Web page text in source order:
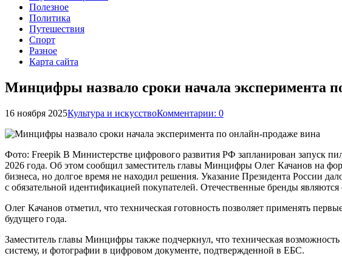
Полезное
Политика
Путешествия
Спорт
Разное
Карта сайта
Минцифры назвало сроки начала эксперимента
16 ноября 2025Культура и искусствоКомментарии: 0
Фото: Freepik В Министерстве цифрового развития РФ запланирован запуск
2026 года. Об этом сообщил заместитель главы Минцифры Олег Качанов на
бизнеса, но долгое время не находил решения. Указание Президента России
с обязательной идентификацией покупателей. Отечественные бренды
Олег Качанов отметил, что техническая готовность позволяет применять
будущего года.
Заместитель главы Минцифры также подчеркнул, что техническая
систему, и фотографии в цифровом документе, подтвержденной в ЕБС.